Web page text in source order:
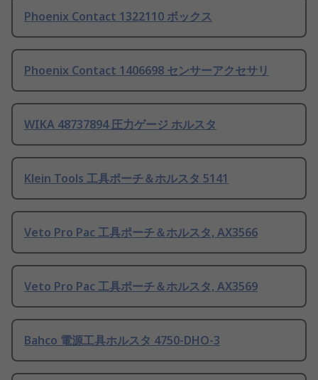
Phoenix Contact 1322110 ボックス
Phoenix Contact 1406698 センサーアクセサリ
WIKA 48737894 圧力ゲージ ホルスタ
Klein Tools 工具ポーチ＆ホルスタ 5141
Veto Pro Pac 工具ポーチ＆ホルスタ, AX3566
Veto Pro Pac 工具ポーチ＆ホルスタ, AX3569
Bahco 電源工具ホルスタ 4750-DHO-3